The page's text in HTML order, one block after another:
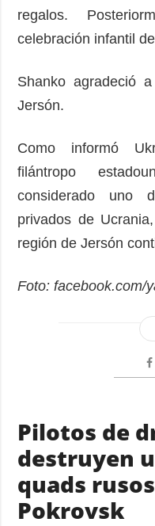
regalos.
celebración infantil
Shanko agradeció
Jersón.
Como informó
filántropo
considerado uno
privados de
región de Jersón
Foto: facebook.com/
Pilotos de
destruyen
quads
Pokrovsk